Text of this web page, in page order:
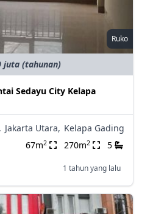
Ruko
juta (tahunan)
Sedayu City Kelapa
Jakarta Utara, Kelapa Gading
67m2 270m2 5
1 tahun yang lalu